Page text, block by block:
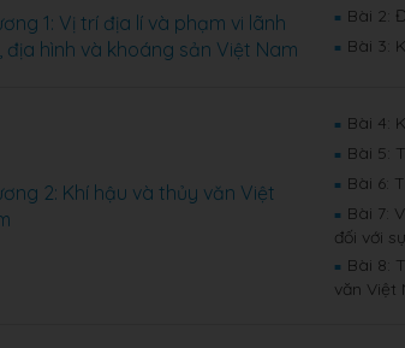
1: Vị trí địa lí và phạm vi lãnh
địa hình và khoáng sản Việt Nam
■ Bài 2:
■ Bài 3:
2: Khí hậu và thủy văn Việt
■ Bài 4:
■ Bài 5:
■ Bài 6:
■ Bài 7:
đối với
■ Bài 8:
văn Việt